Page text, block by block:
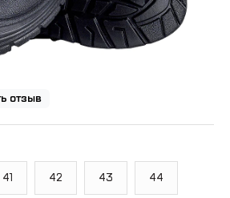
отзыв
41 42 43 44